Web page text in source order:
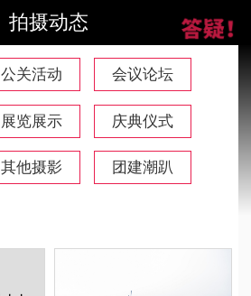
拍摄动态
公关活动 会议论坛
展览展示 庆典仪式
其他摄影 团建潮趴